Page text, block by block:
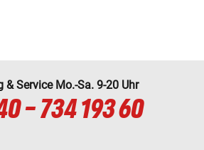
& Service Mo.-Sa. 9-20 Uhr
- 734 193 60